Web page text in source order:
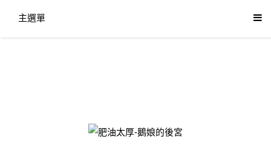
主選單
肥油太厚-鵝娘的後宮